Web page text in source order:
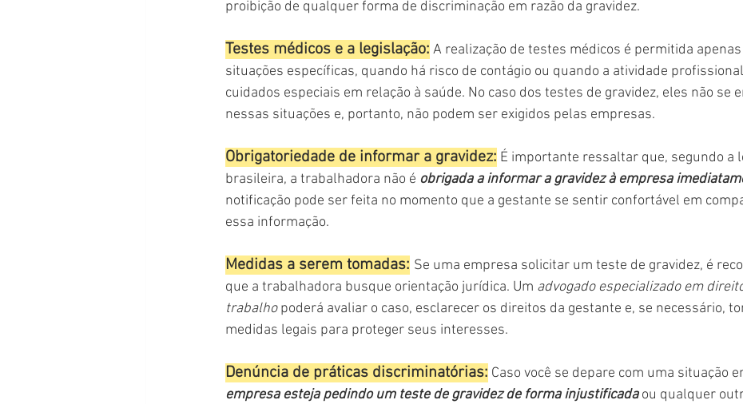
proibição de qualquer forma de discriminação em razão da gravidez.
Testes médicos e a legislação: A realização de testes médicos é permitida
situações específicas, quando há risco de contágio ou quando a atividade
cuidados especiais em relação à saúde. No caso dos testes de gravidez, eles não se
nessas situações e, portanto, não podem ser exigidos pelas empresas.
Obrigatoriedade de informar a gravidez: É importante ressaltar que, segundo a
brasileira, a trabalhadora não é obrigada a informar a gravidez à empresa
notificação pode ser feita no momento que a gestante se sentir confortável em
essa informação.
Medidas a serem tomadas: Se uma empresa solicitar um teste de gravidez, é
que a trabalhadora busque orientação jurídica. Um advogado especializado em
trabalho poderá avaliar o caso, esclarecer os direitos da gestante e, se necessário,
medidas legais para proteger seus interesses.
Denúncia de práticas discriminatórias: Caso você se depare com uma situação
empresa esteja pedindo um teste de gravidez de forma injustificada ou qualquer